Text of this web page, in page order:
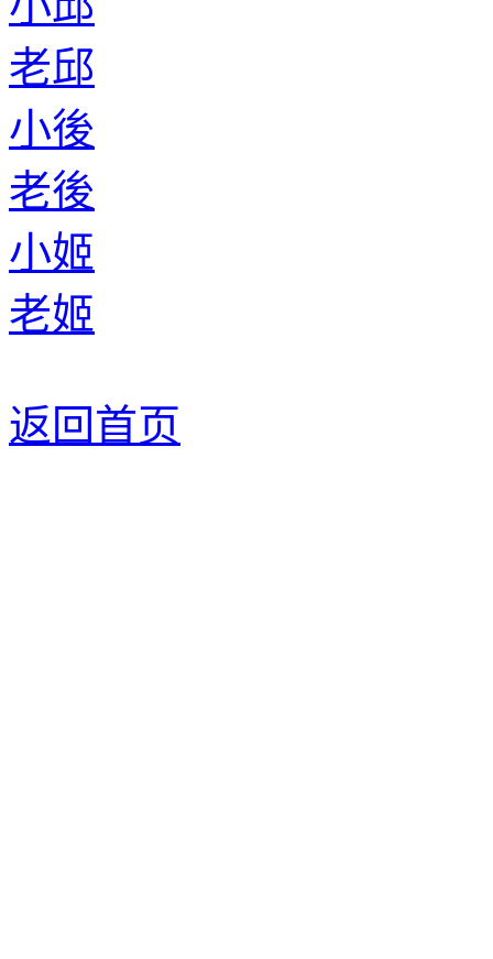
老邱
小後
老後
小姬
老姬
返回首页